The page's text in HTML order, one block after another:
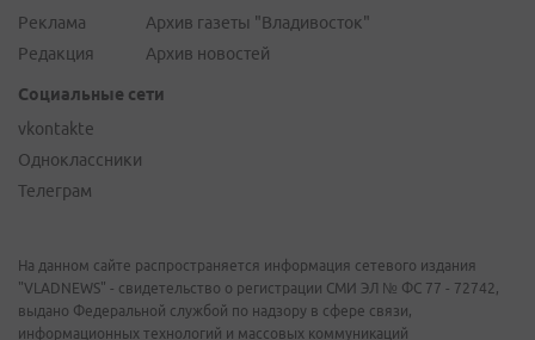
Реклама
Редакция
Архив газеты "Владивосток"
Архив новостей
Социальные сети
vkontakte
Одноклассники
Телеграм
На данном сайте распространяется информация сетевого издания
"VLADNEWS" - свидетельство о регистрации СМИ ЭЛ № ФС 77 - 72742,
выдано Федеральной службой по надзору в сфере связи,
информационных технологий и массовых коммуникаций